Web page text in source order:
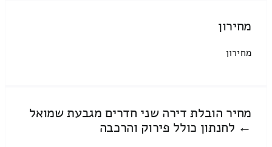
מחירון
מחירון
מחיר הובלת דירה שני חדרים מגבעת שמואל
← לחנתון כולל פירוק והרכבה